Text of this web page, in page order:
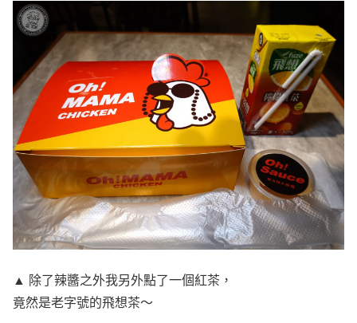
▲ 除了辣醬之外我另外點了一個紅茶，
竟然是老字號的飛想茶～